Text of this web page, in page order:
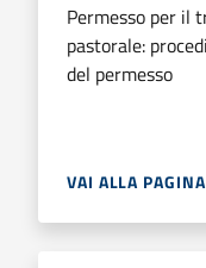
Permesso per il
pastorale:
del permesso
VAI ALLA PAGINA